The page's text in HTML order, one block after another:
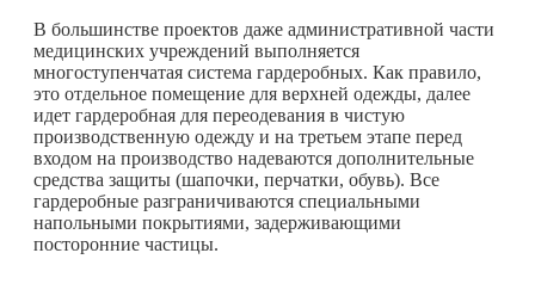
В большинстве проектов даже административной части
медицинских учреждений выполняется
многоступенчатая система гардеробных. Как правило,
это отдельное помещение для верхней одежды, далее
идет гардеробная для переодевания в чистую
производственную одежду и на третьем этапе перед
входом на производство надеваются дополнительные
средства защиты (шапочки, перчатки, обувь). Все
гардеробные разграничиваются специальными
напольными покрытиями, задерживающими
посторонние частицы.